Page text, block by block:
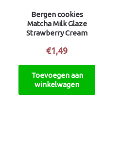
Bergen cookies
Matcha Milk Glaze
Strawberry Cream
€1,49
Toevoegen aan
winkelwagen